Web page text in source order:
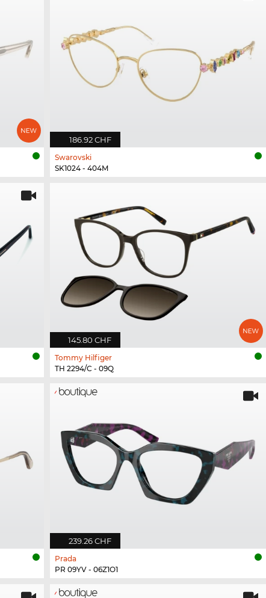
186.92 CHF
Swarovski
SK1024 - 404M
145.80 CHF
Tommy Hilfiger
TH 2294/C - 09Q
239.26 CHF
Prada
PR 09YV - 06Z1O1